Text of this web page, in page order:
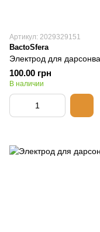
Артикул: 2029329151
BactoSfera
Электрод для
100.00 грн
В наличии